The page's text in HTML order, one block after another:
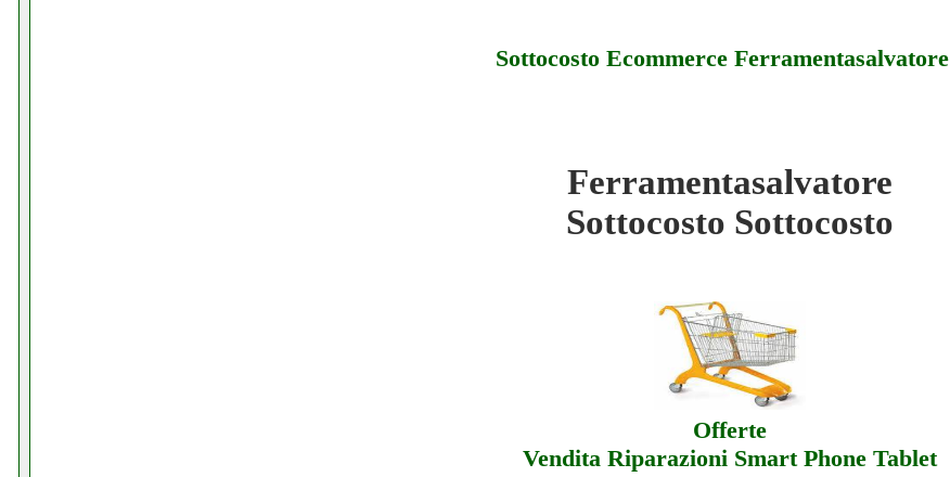
Sottocosto Ecommerce Ferramentasalvatore
Ferramentasalvatore - Sottocosto Ecommerce Ferramentasalvatore - Sottocosto
Ferramentasalvatore - Sottocosto Ecommerce Ferramentasalvatore - Assistenza
Ferramentasalvatore
Sottocosto Sottocosto
Offerte
Vendita Riparazioni Smart Phone Tablet